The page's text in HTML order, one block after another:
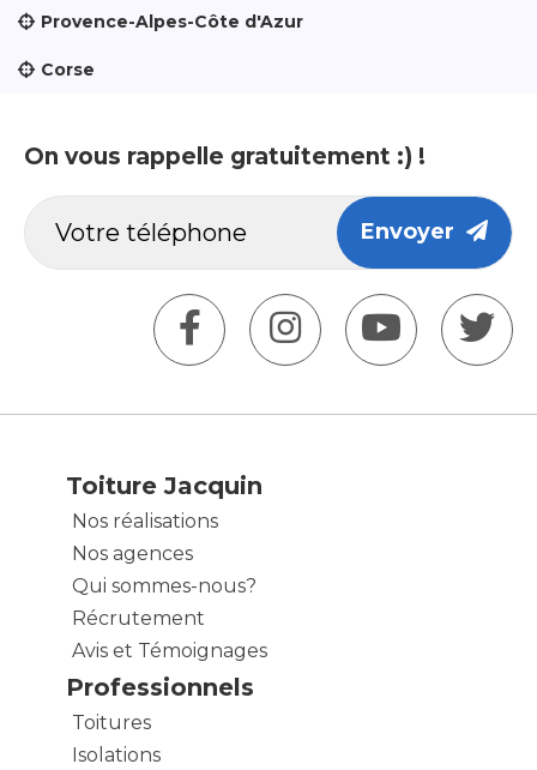
Provence-Alpes-Côte d'Azur
Corse
On vous rappelle gratuitement :) !
Envoyer
Toiture Jacquin
Nos réalisations
Nos agences
Qui sommes-nous?
Récrutement
Avis et Témoignages
Professionnels
Toitures
Isolations